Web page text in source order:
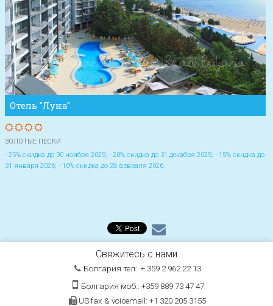
Отель "Луна"
ЗОЛОТЫЕ ПЕСКИ
- 25% скидка до 30 ноября 2025; - 20% скидка до 31 декабря 2025; - 15% скидка до
31 января 2026; - 10% скидка до 28 февраля 2026.
Свяжитесь с нами
Болгария тел:. + 359 2 962 22 13
Болгария моб.: +359 889 73 47 47
US fax & voicemail: +1 320 205 3155